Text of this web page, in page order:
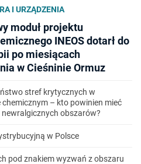
I URZĄDZENIA
moduł projektu
INEOS dotarł do
po miesiącach
w Cieśninie Ormuz
stref krytycznych w
chemicznym – kto powinien mieć
obszarów?
w Polsce
pod znakiem wyzwań z obszaru